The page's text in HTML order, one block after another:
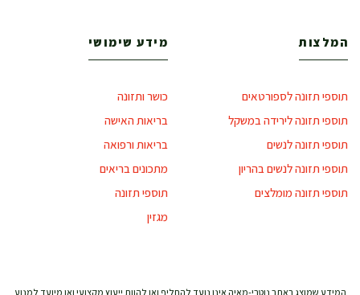
המלצות
תוספי תזונה לספורטאים
תוספי תזונה לירידה במשקל
תוספי תזונה לנשים
תוספי תזונה לנשים בהריון
תוספי תזונה מומלצים
מידע שימושי
כושר ותזונה
בריאות האישה
בריאות ורפואה
מתכונים בריאים
תוספי תזונה
מגזין
המידע שמוצג באתר נוטרי-מאיה אינו נועד להחליף ואו להוות ייעוץ מקצועי ואו מיועד למנוע